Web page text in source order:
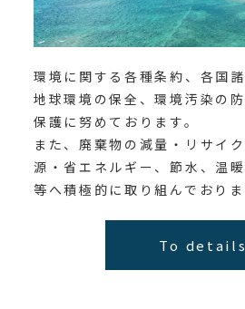
環境に関する各種条約、各国
地球環境の保全、環境汚染の
保護に努めております。
また、廃棄物の減量・リサイ
源・省エネルギー、節水、温
等へ積極的に取り組んでおりま
To details